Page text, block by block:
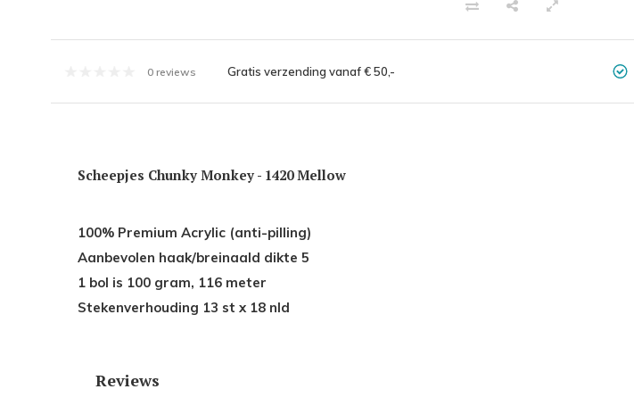
0 reviews Gratis verzending vanaf € 50,-
Scheepjes Chunky Monkey - 1420 Mellow
100% Premium Acrylic (anti-pilling)
Aanbevolen haak/breinaald dikte 5
1 bol is 100 gram, 116 meter
Stekenverhouding 13 st x 18 nld
Reviews